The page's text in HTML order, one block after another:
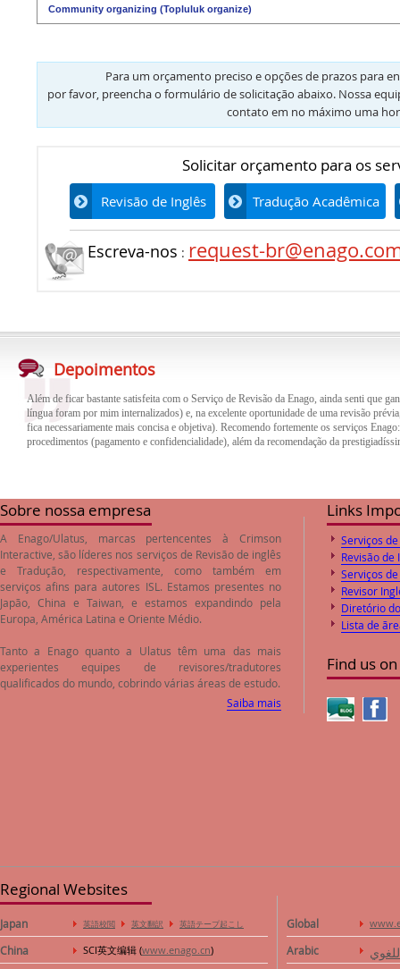
Community organizing (Topluluk organize)
Para um orçamento preciso e opções de prazos para
por favor, preencha o formulário de solicitação abaixo. Nossa
contato em no máximo uma
Solicitar orçamento para os
Revisão de Inglês Tradução Acadêmica
Escreva-nos : request-
Depoimentos
língua foram por mim internalizados) e, na excelente oportunidade de uma revisão
fica necessariamente mais concisa e objetiva). Recomendo fortemente os serviços
Sobre nossa empresa
A Enago/Ulatus, marcas pertencentes à Crimson
Interactive, são líderes nos serviços de Revisão de inglês
e Tradução, respectivamente, como também em
serviços afins para autores ISL. Estamos presentes no
Japão, China e Taiwan, e estamos expandindo pela
Europa, América Latina e Oriente Médio.
Tanto a Enago quanto a Ulatus têm uma das mais
experientes equipes de revisores/tradutores
qualificados do mundo, cobrindo várias áreas de estudo.
Saiba mais
Links
Serviços
Revisão de
Serviços
Revisor
Diretório
Lista de
Find us on
Regional Websites
Japan 英語校閲 英文翻訳 英語テープ起こし
China SCI英文编辑 (www.enago.cn)
Global
Arabic